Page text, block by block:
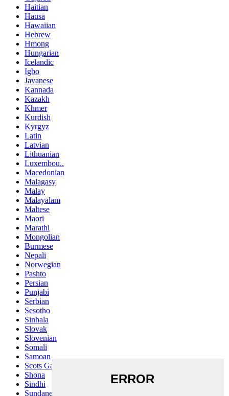
Haitian
Hausa
Hawaiian
Hebrew
Hmong
Hungarian
Icelandic
Igbo
Javanese
Kannada
Kazakh
Khmer
Kurdish
Kyrgyz
Latin
Latvian
Lithuanian
Luxembou..
Macedonian
Malagasy
Malay
Malayalam
Maltese
Maori
Marathi
Mongolian
Burmese
Nepali
Norwegian
Pashto
Persian
Punjabi
Serbian
Sesotho
Sinhala
Slovak
Slovenian
Somali
Samoan
Scots Gaelic
Shona
Sindhi
Sundanese